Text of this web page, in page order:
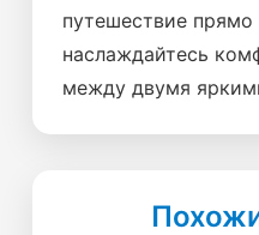
путешествие прямо
наслаждайтесь
между двумя